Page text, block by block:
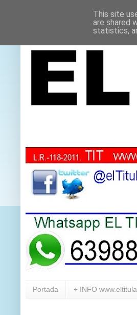
Portada + INFO
This site
are shared
statistics,